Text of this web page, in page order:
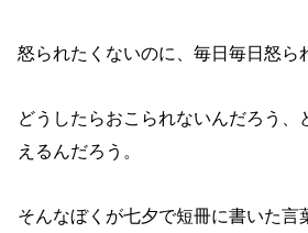
怒られたくないのに、毎日毎日怒ら
どうしたらおこられないんだろう、
えるんだろう。
そんなぼくが七夕で短冊に書いた言